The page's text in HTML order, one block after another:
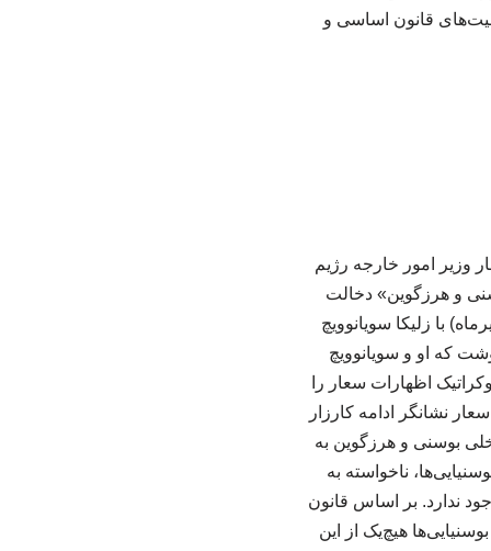
قانون اساسی و
وزیر امور خارجه رژیم
و هرزگوین» دخالت
با زلیکا سویانوویچ
که او و سویانوویچ
اظهارات سعار را
نشانگر ادامه کارزار
بوسنی و هرزگوین به
ناخواسته به
ندارد. بر اساس قانون
هیچ‌یک از این